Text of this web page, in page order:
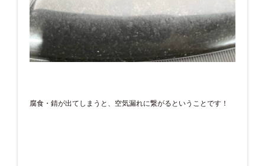
腐食・錆が出てしまうと、空気漏れに繋がるということです！